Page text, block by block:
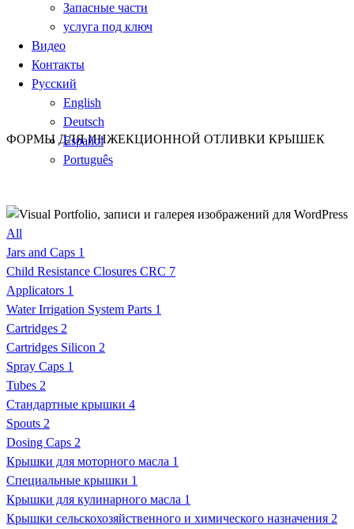
Запасные части
услуга под ключ
Видео
Контакты
Русский
English
Deutsch
Español
Português
ФОРМЫ ДЛЯ ИНЖЕКЦИОННОЙ ОТЛИВКИ КРЫШЕК
All
Jars and Caps 1
Child Resistance Closures CRC 7
Applicators 1
Water Irrigation System Parts 1
Cartridges 2
Cartridges Silicon 2
Spray Caps 1
Tubes 2
Стандартные крышки 4
Spouts 2
Dosing Caps 2
Крышки для моторного масла 1
Специальные крышки 1
Крышки для кулинарного масла 1
Крышки сельскохозяйственного и химического назначения 2